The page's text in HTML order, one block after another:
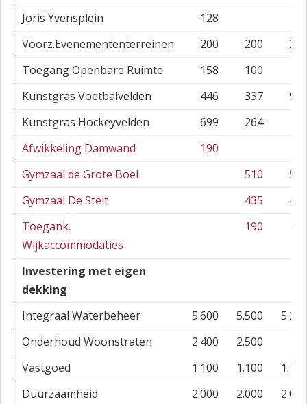
Joris Yvensplein
128
Voorz.Evenemententerreinen
200 200
Toegang Openbare Ruimte
158
100
Kunstgras Voetbalvelden
446 337
Kunstgras Hockeyvelden
699
264
Afwikkeling Damwand
190
Gymzaal de Grote Boel
510
Gymzaal De Stelt
435
Toegank.
Wijkaccommodaties
190
Investering met eigen
dekking
Integraal Waterbeheer
5.600 5.500
Onderhoud Woonstraten
2.400
2.500
Vastgoed
1.100 1.100
Duurzaamheid
2.000 2.000